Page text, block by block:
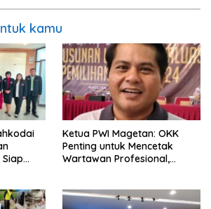
kamu
Ketua PWI Magetan: OKK
Penting untuk Mencetak
Wartawan Profesional,